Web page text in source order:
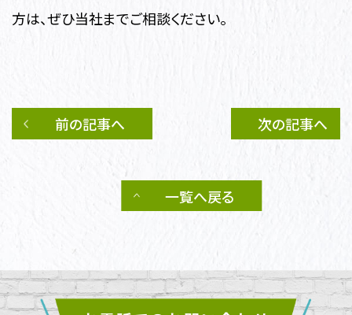
方は、ぜひ当社までご相談ください。
前の記事へ
一覧へ戻る
次の記事へ